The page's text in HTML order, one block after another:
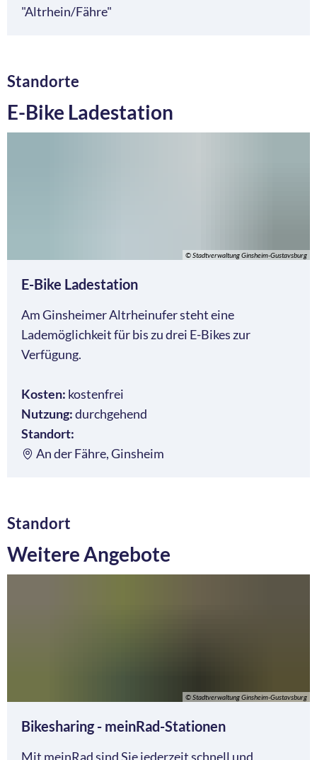
"Altrhein/Fähre"
Standorte
E-Bike Ladestation
© Stadtverwaltung Ginsheim-Gustavsburg
E-Bike Ladestation
Am Ginsheimer Altrheinufer steht eine
Lademöglichkeit für bis zu drei E-Bikes zur
Verfügung.
Kosten: kostenfrei
Nutzung:durchgehend
Standort:
An der Fähre, Ginsheim
Standort
Weitere Angebote
© Stadtverwaltung Ginsheim-Gustavsburg
Bikesharing - meinRad-Stationen
Mit meinRad sind Sie jederzeit schnell und